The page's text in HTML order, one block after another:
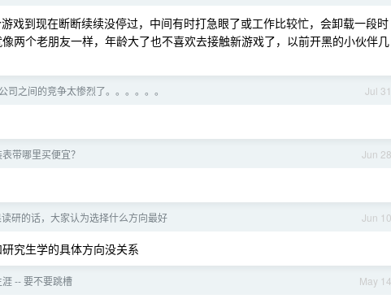
戏到现在断断续续没停过，中间有时打急眼了或工作比较忙，会卸载一段时
两个老朋友一样，年龄大了也不喜欢去接触新游戏了，以前开黑的小伙伴几
Jul 31
司之间的竞争太惨烈了。。。。。。
Jun 28
带哪里买便宜？
Jun 10
研的话，大家认为选择什么方向最好
究生学的具体方向没关系
May 14
-- 要不要跳槽